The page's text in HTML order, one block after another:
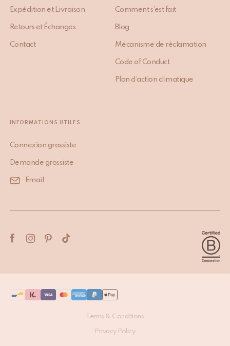
Expédition et Livraison
Retours et Échanges
Contact
Comment s’est fait
Blog
Mécanisme de réclamation
Code of Conduct
Plan d’action climatique
INFORMATIONS UTILES
Connexion grossiste
Demande grossiste
Email
Terms & Conditions
Privacy Policy